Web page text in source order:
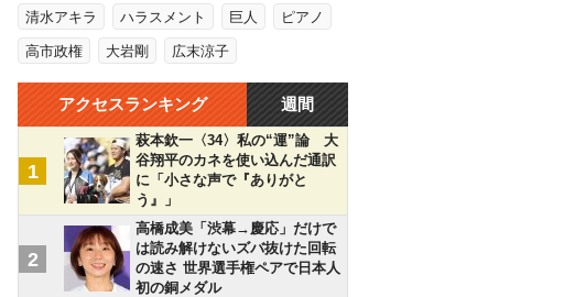
清水アキラ ハラスメント 巨人 ピアノ
高市政権 大岩剛 広末涼子
アクセスランキング 週間
1
萩本欽一〈34〉私の“運”論 大
谷翔平のカネを使い込んだ通訳
に「小さな声で『ありがと
う』」
2
高橋成美「渋幕→慶応」だけで
は読み解けないズバ抜けた回転
の速さ 世界選手権ペアで日本人
初の銅メダル